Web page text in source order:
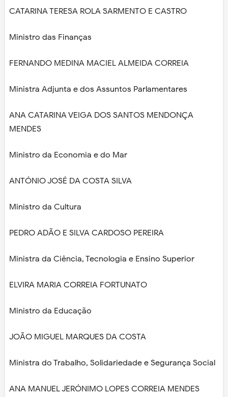
CATARINA TERESA ROLA SARMENTO E CASTRO
Ministro das Finanças
FERNANDO MEDINA MACIEL ALMEIDA CORREIA
Ministra Adjunta e dos Assuntos Parlamentares
ANA CATARINA VEIGA DOS SANTOS MENDONÇA
MENDES
Ministro da Economia e do Mar
ANTÓNIO JOSÉ DA COSTA SILVA
Ministro da Cultura
PEDRO ADÃO E SILVA CARDOSO PEREIRA
Ministra da Ciência, Tecnologia e Ensino Superior
ELVIRA MARIA CORREIA FORTUNATO
Ministro da Educação
JOÃO MIGUEL MARQUES DA COSTA
Ministra do Trabalho, Solidariedade e Segurança Social
ANA MANUEL JERÓNIMO LOPES CORREIA MENDES